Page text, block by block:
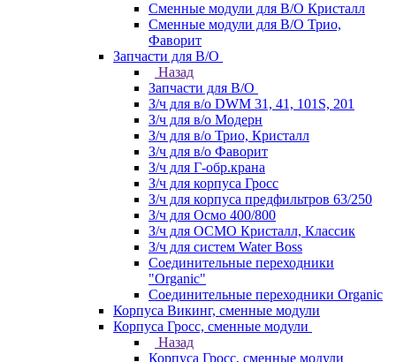
Сменные модули для В/О Кристалл
Сменные модули для В/О Трио,
Фаворит
Запчасти для В/О
Назад
Запчасти для В/О
З/ч для в/о DWM 31, 41, 101S, 201
З/ч для в/о Модерн
З/ч для в/о Трио, Кристалл
З/ч для в/о Фаворит
З/ч для Г-обр.крана
З/ч для корпуса Гросс
З/ч для корпуса предфильтров 63/250
З/ч для Осмо 400/800
З/ч для ОСМО Кристалл, Классик
З/ч для систем Water Boss
Соединительные переходники
"Organic"
Соединительные переходники Organic
Корпуса Викинг, сменные модули
Корпуса Гросс, сменные модули
Назад
Корпуса Гросс, сменные модули